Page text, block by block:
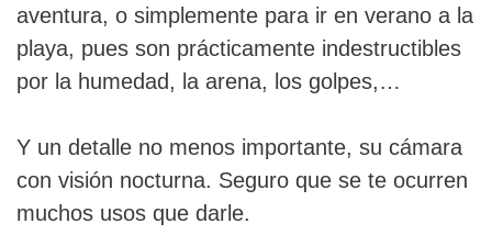
aventura, o simplemente para ir en verano a la
playa, pues son prácticamente indestructibles
por la humedad, la arena, los golpes,…
Y un detalle no menos importante, su cámara
con visión nocturna. Seguro que se te ocurren
muchos usos que darle.